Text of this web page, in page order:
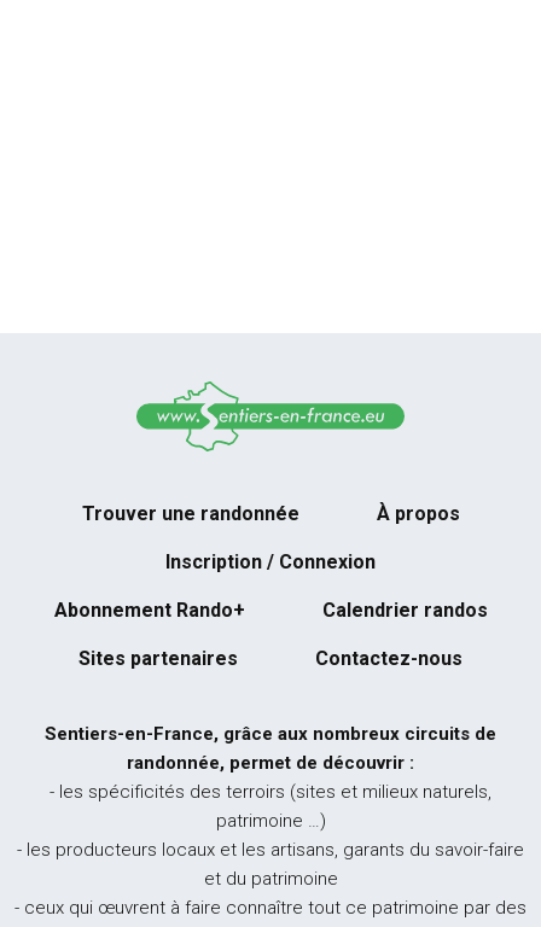
Trouver une randonnée À propos
Inscription / Connexion
Abonnement Rando+ Calendrier randos
Sites partenaires Contactez-nous
Sentiers-en-France, grâce aux nombreux circuits de
randonnée, permet de découvrir :
- les spécificités des terroirs (sites et milieux naturels,
patrimoine …)
- les producteurs locaux et les artisans, garants du savoir-faire
et du patrimoine
- ceux qui œuvrent à faire connaître tout ce patrimoine par des